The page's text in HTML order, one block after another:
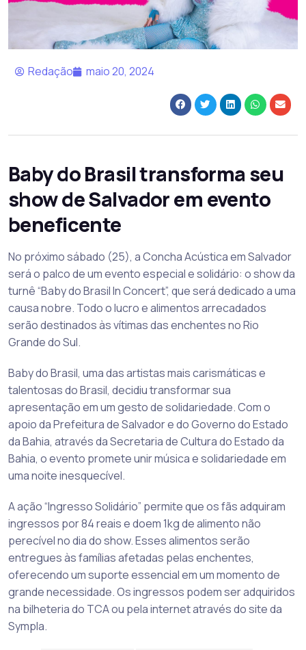
Redação maio 20, 2024
Baby do Brasil transforma seu
show de Salvador em evento
beneficente
No próximo sábado (25), a Concha Acústica em Salvador
será o palco de um evento especial e solidário: o show da
turnê “Baby do Brasil In Concert”, que será dedicado a uma
causa nobre. Todo o lucro e alimentos arrecadados
serão destinados às vítimas das enchentes no Rio
Grande do Sul.
Baby do Brasil, uma das artistas mais carismáticas e
talentosas do Brasil, decidiu transformar sua
apresentação em um gesto de solidariedade. Com o
apoio da Prefeitura de Salvador e do Governo do Estado
da Bahia, através da Secretaria de Cultura do Estado da
Bahia, o evento promete unir música e solidariedade em
uma noite inesquecível.
A ação “Ingresso Solidário” permite que os fãs adquiram
ingressos por 84 reais e doem 1kg de alimento não
perecível no dia do show. Esses alimentos serão
entregues às famílias afetadas pelas enchentes,
oferecendo um suporte essencial em um momento de
grande necessidade. Os ingressos podem ser adquiridos
na bilheteria do TCA ou pela internet através do site da
Sympla.